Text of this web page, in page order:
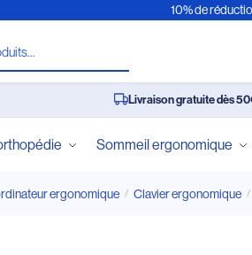
10% de
Livraison gratuite dès
Sommeil ergonomique
ergonomique / Clavier ergonomique /